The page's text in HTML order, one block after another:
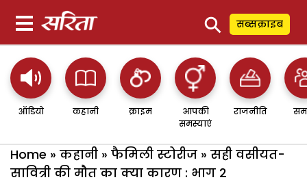
⚲ सब्सक्राइब
ऑडियो कहानी क्राइम
आपकी
समस्याएं
राजनीति
Home » कहानी » फैमिली स्टोरीज » सही वसीयत-
सावित्री की मौत का क्या कारण : भाग 2